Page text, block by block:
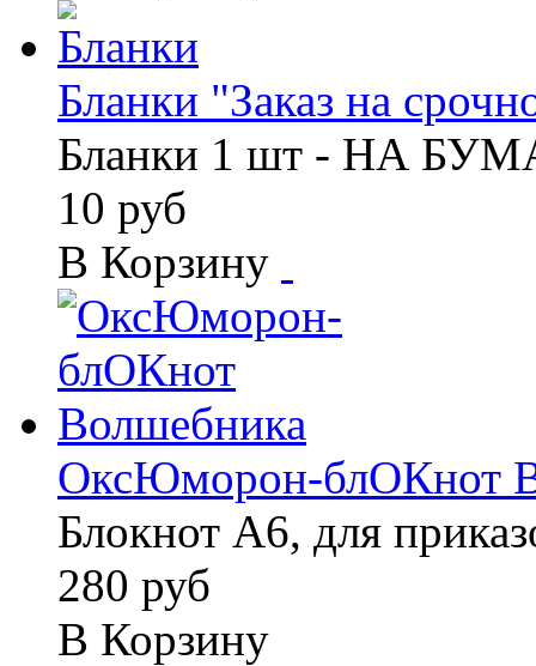
Бланки "Заказ на
Бланки 1 шт - НА
10 руб
В Корзину
ОксЮморон-блОКнот
Блокнот А6, для
280 руб
В Корзину